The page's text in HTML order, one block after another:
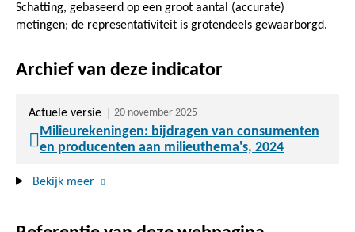
Schatting, gebaseerd op een groot aantal (accurate)
metingen; de representativiteit is grotendeels gewaarborgd.
Archief van deze indicator
Actuele versie 20 november 2025
Milieurekeningen: bijdragen van consumenten
en producenten aan milieuthema's, 2024
Bekijk meer